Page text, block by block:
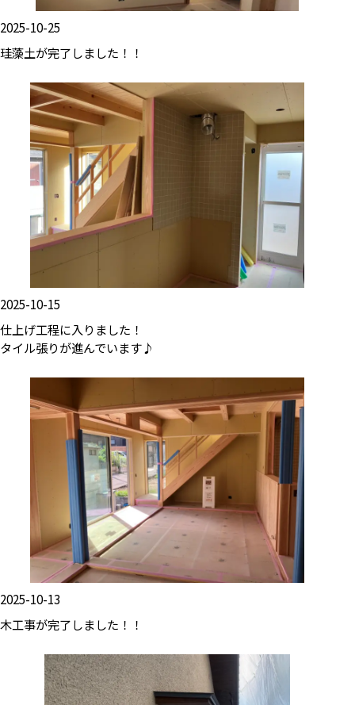
2025-10-25
珪藻土が完了しました！！
2025-10-15
仕上げ工程に入りました！
タイル張りが進んでいます♪
2025-10-13
木工事が完了しました！！